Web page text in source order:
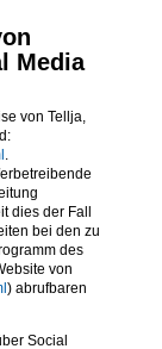
Media
von Tellja,
.
dies der Fall
bei den zu
des
von
) abrufbaren
Social